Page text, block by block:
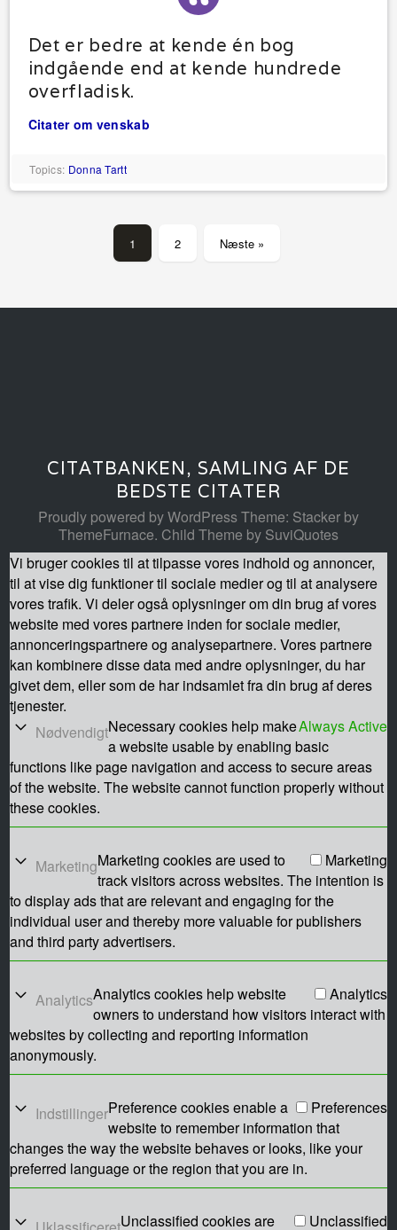
Det er bedre at kende én bog
indgående end at kende hundrede
overfladisk.
Citater om venskab
Topics: Donna Tartt
1 2 Næste »
CITATBANKEN, SAMLING AF DE
BEDSTE CITATER
Proudly powered by WordPressTheme: Stacker by
ThemeFurnace. Child Theme by SuviQuotes
Vi bruger cookies til at tilpasse vores indhold og annoncer,
til at vise dig funktioner til sociale medier og til at analysere
vores trafik. Vi deler også oplysninger om din brug af vores
website med vores partnere inden for sociale medier,
annonceringspartnere og analysepartnere. Vores partnere
kan kombinere disse data med andre oplysninger, du har
givet dem, eller som de har indsamlet fra din brug af deres
tjenester.
Nødvendigt
Always Active
Necessary cookies help make
a website usable by enabling basic
functions like page navigation and access to secure areas
of the website. The website cannot function properly without
these cookies.
Marketing Marketing
Marketing cookies are used to
track visitors across websites. The intention is
to display ads that are relevant and engaging for the
individual user and thereby more valuable for publishers
and third party advertisers.
Analytics Analytics
Analytics cookies help website
owners to understand how visitors interact with
websites by collecting and reporting information
anonymously.
Indstillinger Preferences
Preference cookies enable a
website to remember information that
changes the way the website behaves or looks, like your
preferred language or the region that you are in.
Unclassified
Unclassified cookies are